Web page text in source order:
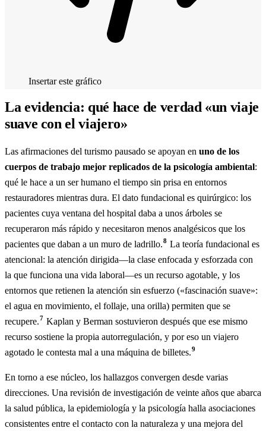
Insertar este gráfico
La evidencia: qué hace de verdad «un viaje
suave con el viajero»
Las afirmaciones del turismo pausado se apoyan en uno de los
cuerpos de trabajo mejor replicados de la psicología ambiental:
qué le hace a un ser humano el tiempo sin prisa en entornos
restauradores mientras dura. El dato fundacional es quirúrgico: los
pacientes cuya ventana del hospital daba a unos árboles se
recuperaron más rápido y necesitaron menos analgésicos que los
pacientes que daban a un muro de ladrillo.8 La teoría fundacional es
atencional: la atención dirigida—la clase enfocada y esforzada con
la que funciona una vida laboral—es un recurso agotable, y los
entornos que retienen la atención sin esfuerzo («fascinación suave»:
el agua en movimiento, el follaje, una orilla) permiten que se
recupere.7 Kaplan y Berman sostuvieron después que ese mismo
recurso sostiene la propia autorregulación, y por eso un viajero
agotado le contesta mal a una máquina de billetes.9
En torno a ese núcleo, los hallazgos convergen desde varias
direcciones. Una revisión de investigación de veinte años que abarca
la salud pública, la epidemiología y la psicología halla asociaciones
consistentes entre el contacto con la naturaleza y una mejora del